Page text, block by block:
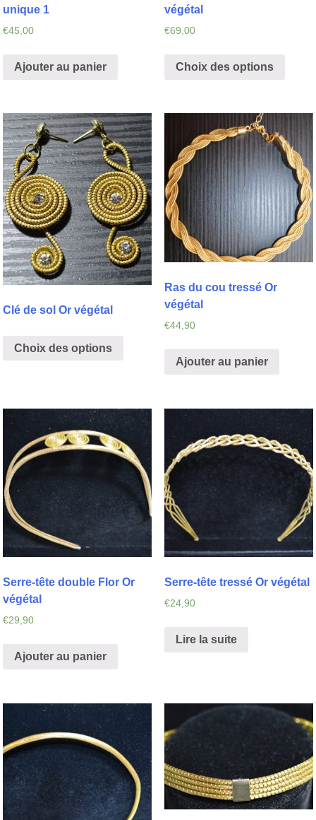
unique 1
€45,00
Ajouter au panier
végétal
€69,00
Choix des options
Clé de sol Or végétal
Choix des options
Ras du cou tressé Or
végétal
€44,90
Ajouter au panier
Serre-tête double Flor Or
végétal
€29,90
Ajouter au panier
Serre-tête tressé Or végétal
€24,90
Lire la suite